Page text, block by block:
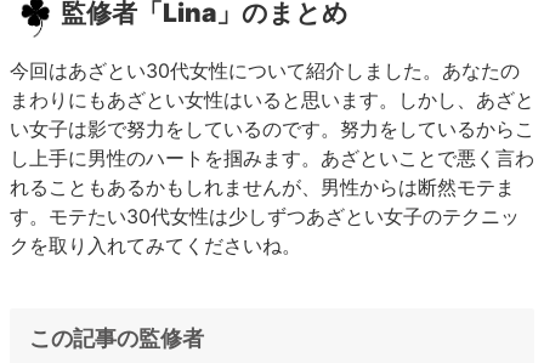
監修者「Lina」のまとめ
今回はあざとい30代女性について紹介しました。あなたの
まわりにもあざとい女性はいると思います。しかし、あざと
い女子は影で努力をしているのです。努力をしているからこ
し上手に男性のハートを掴みます。あざといことで悪く言わ
れることもあるかもしれませんが、男性からは断然モテま
す。モテたい30代女性は少しずつあざとい女子のテクニッ
クを取り入れてみてくださいね。
この記事の監修者